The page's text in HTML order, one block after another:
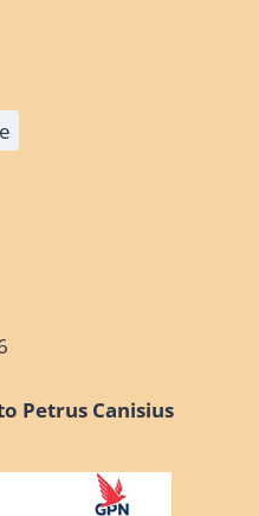
Petrus Canisius